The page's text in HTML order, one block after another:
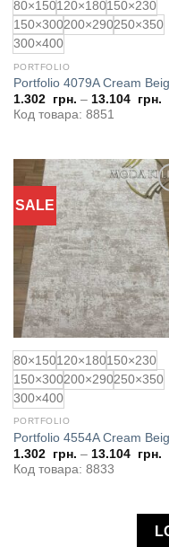
80×150120×180150×230
150×300200×290250×350
300×400
PORTFOLIO
Portfolio 4079A Cream
1.302 грн. – 13.104 грн.
Код товара: 8851
SALE
до
80×150120×180150×230
150×300200×290250×350
300×400
PORTFOLIO
Portfolio 4554A Cream
1.302 грн. – 13.104 грн.
Код товара: 8833